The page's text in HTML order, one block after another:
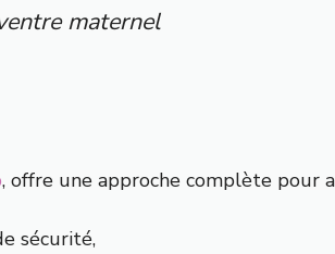
maternel
, offre une approche complète pour
sécurité,